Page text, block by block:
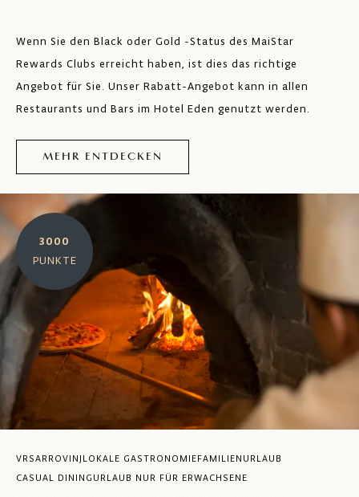
Wenn Sie den Black oder Gold -Status des MaiStar
Rewards Clubs erreicht haben, ist dies das richtige
Angebot für Sie. Unser Rabatt-Angebot kann in allen
Restaurants und Bars im Hotel Eden genutzt werden.
MEHR ENTDECKEN
3000
PUNKTE
VRSAR ROVINJ LOKALE GASTRONOMIEFAMILIENURLAUB
CASUAL DINING URLAUB NUR FÜR ERWACHSENE